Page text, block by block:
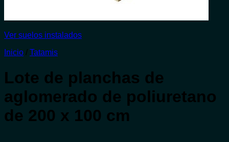
Ver suelos instalados
Inicio / Tatamis
Lote de planchas de
aglomerado de poliuretano
de 200 x 100 cm